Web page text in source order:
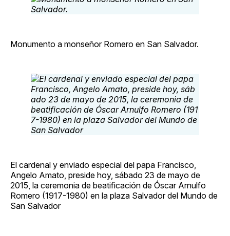
Monumento a monseñor Romero en San Salvador.
El cardenal y enviado especial del papa Francisco,
Angelo Amato, preside hoy, sábado 23 de mayo de
2015, la ceremonia de beatificación de Óscar Arnulfo
Romero (1917-1980) en la plaza Salvador del Mundo de
San Salvador